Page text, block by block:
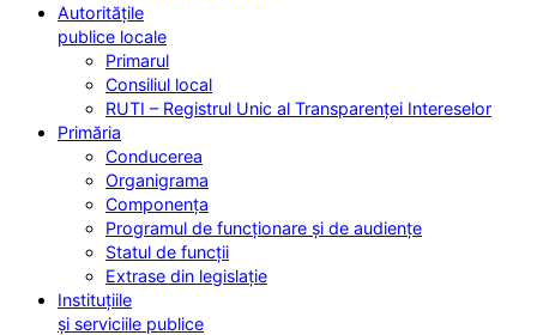
Autoritățile
publice locale
Primarul
Consiliul local
RUTI – Registrul Unic al Transparenței Intereselor
Primăria
Conducerea
Organigrama
Componența
Programul de funcționare și de audiențe
Statul de funcții
Extrase din legislație
Instituțiile
și serviciile publice